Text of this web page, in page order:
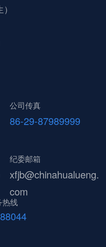
纪委邮箱
xfjb@chinahualueng.
com
热线
公司传真
86-29-87989999